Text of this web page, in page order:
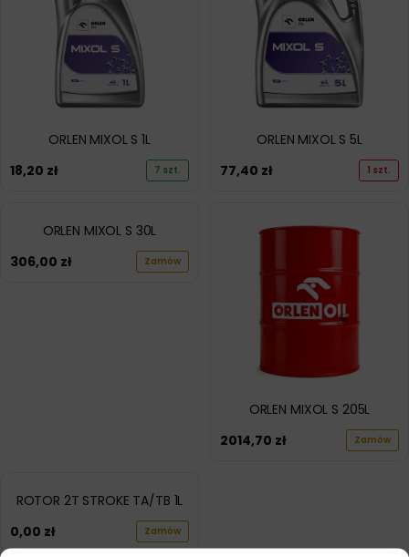
ORLEN MIXOL S 1L
18,20 zł 7 szt.
ORLEN MIXOL S 5L
77,40 zł 1 szt.
ORLEN MIXOL S 30L
306,00 zł Zamów
ORLEN MIXOL S 205L
2014,70 zł Zamów
ROTOR 2T STROKE TA/TB 1L
0,00 zł Zamów